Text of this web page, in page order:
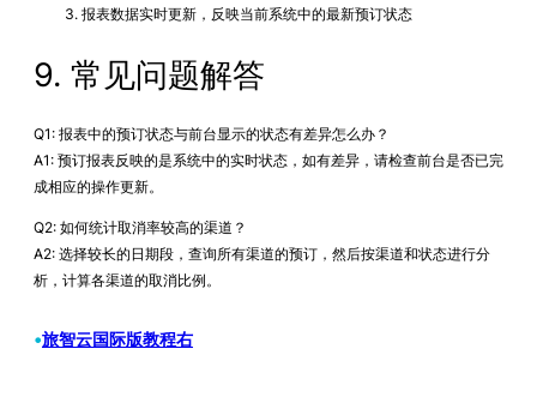
报表数据实时更新，反映当前系统中的最新预订状态
9. 常见问题解答
Q1: 报表中的预订状态与前台显示的状态有差异怎么办？
A1: 预订报表反映的是系统中的实时状态，如有差异，请检查前台是否已完
成相应的操作更新。
Q2: 如何统计取消率较高的渠道？
A2: 选择较长的日期段，查询所有渠道的预订，然后按渠道和状态进行分
析，计算各渠道的取消比例。
•旅智云国际版教程右